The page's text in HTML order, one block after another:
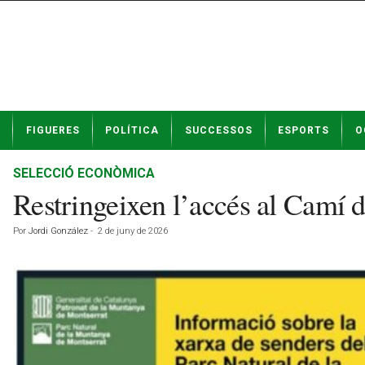
t
FIGUERES POLÍTICA SUCCESSOS ESPORTS
SELECCIÓ ECONÒMICA
Restringeixen l’accés al Camí
Por Jordi González - 2 de juny de 2026